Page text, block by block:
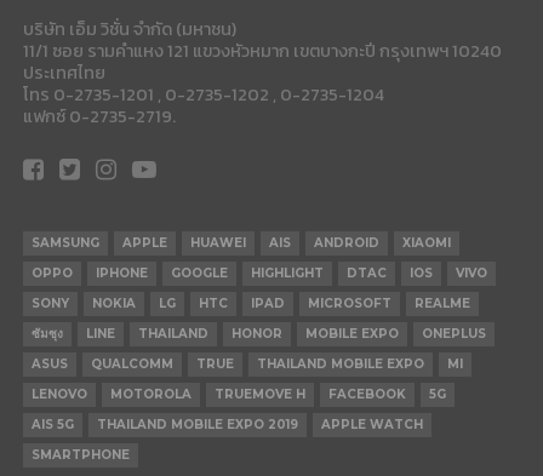
บริษัท เอ็ม วิชั่น จำกัด (มหาชน)
11/1 ซอย รามคำแหง 121 แขวงหัวหมาก เขตบางกะปี กรุงเทพฯ 10240
ประเทศไทย
โทร 0-2735-1201 , 0-2735-1202 , 0-2735-1204
แฟกซ์ 0-2735-2719.
SAMSUNG APPLE HUAWEI AIS ANDROID
XIAOMI
OPPO
IPHONE GOOGLE HIGHLIGHT DTAC IOS
VIVO
SONY
NOKIA LG HTC IPAD MICROSOFT
REALME
ซัมซุง
LINE THAILAND HONOR MOBILE EXPO
ONEPLUS
ASUS
QUALCOMM TRUE THAILAND MOBILE EXPO
MI
LENOVO
MOTOROLA TRUEMOVE H FACEBOOK
5G
AIS 5G
THAILAND MOBILE EXPO 2019
APPLE WATCH
SMARTPHONE